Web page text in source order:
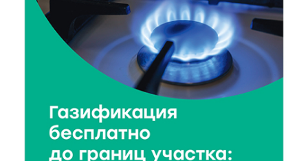
Тверские экологи сняли на видео медвежий обед
8 Авг 2026 14:14 490
Виталий Королев запустил веловолну на Волге в
8 Авг 2026 13:37 805
Чем удивит X Международный фестиваль «Калитка»
в 2026 году?